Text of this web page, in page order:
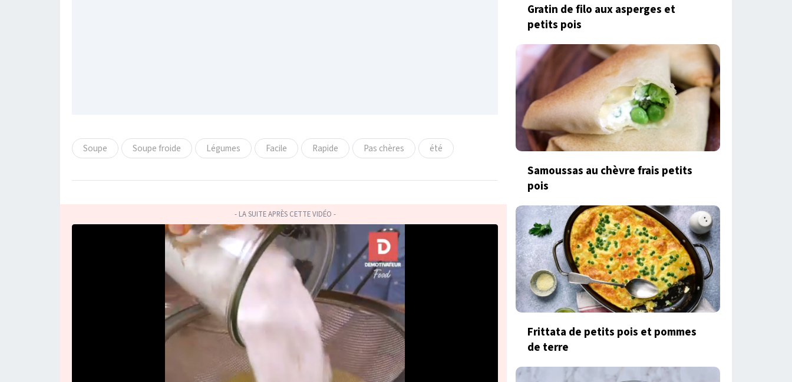
Soupe Soupe froide Légumes Facile Rapide Pas chères été
- LA SUITE APRÈS CETTE VIDÉO -
Gratin de filo aux asperges et
petits pois
Samoussas au chèvre frais petits
pois
Frittata de petits pois et pommes
de terre